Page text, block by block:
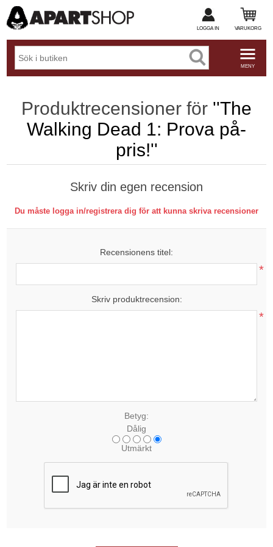
LOGGA IN VARUKORG
MENY
Produktrecensioner för
The
Walking Dead 1: Prova på-
pris!
Skriv din egen recension
Du måste logga in/registrera dig för att kunna skriva recensioner
Recensionens titel:
*
Skriv produktrecension:
*
Betyg:
Dålig
Utmärkt